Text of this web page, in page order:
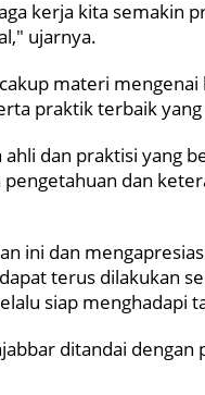
kerja kita semakin
ujarnya.
materi
praktik terbaik
dan praktisi yang
dan
ini dan
terus dilakukan
siap menghadapi
ditandai